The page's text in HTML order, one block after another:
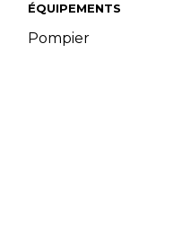
ÉQUIPEMENTS
Pompier